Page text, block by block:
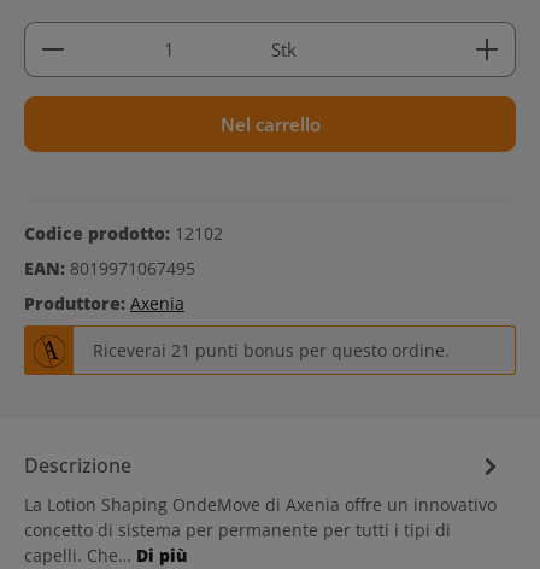
Quantità del prodotto: inserisci la quantità
Stk
Nel carrello
Codice prodotto: 12102
EAN: 8019971067495
Produttore: Axenia
Riceverai 21 punti bonus per questo ordine.
Descrizione
La Lotion Shaping OndeMove di Axenia offre un innovativo
concetto di sistema per permanente per tutti i tipi di
capelli. Che… Di più